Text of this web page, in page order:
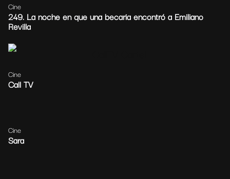
Cine
249. La noche en que una becaria encontró a Emiliano
Revilla
Cine
Call TV
Cine
Sara